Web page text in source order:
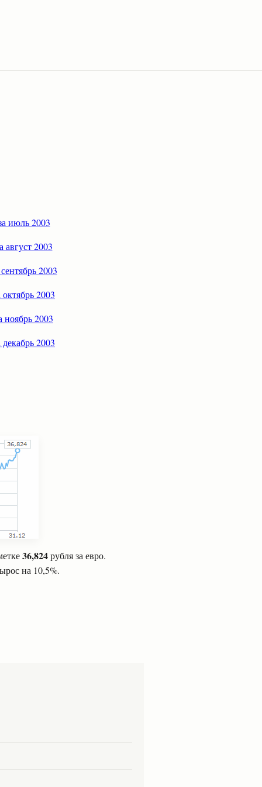
июль 2003
август 2003
2003
2003
ноябрь 2003
2003
36,824рубля за евро.
на 10,5%.